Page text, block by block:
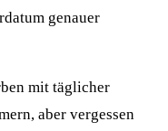
genauer
mit täglicher
aber vergessen